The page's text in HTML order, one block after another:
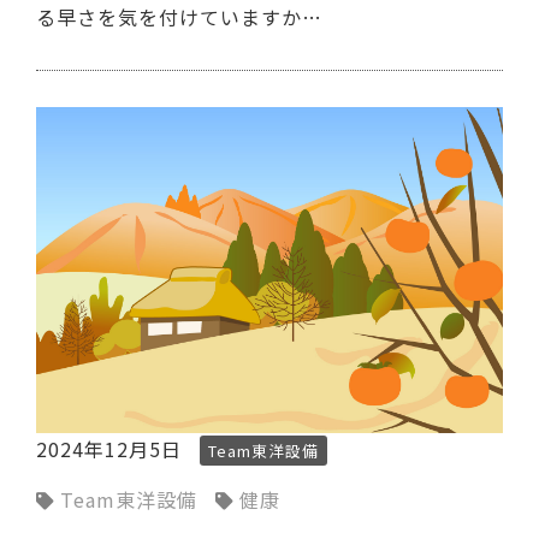
る早さを気を付けていますか…
2024年12月5日 Team東洋設備
Team東洋設備 健康